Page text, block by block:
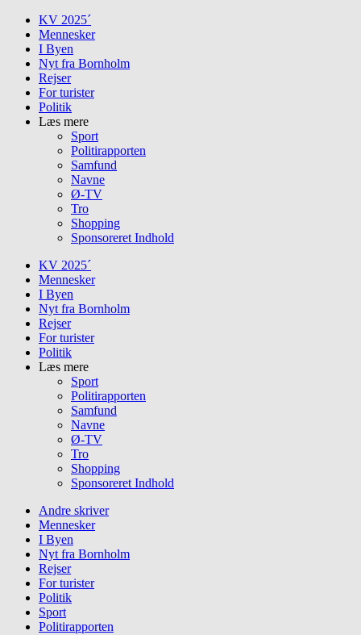
Skip
content
KV 2025´
Mennesker
I Byen
Nyt fra Bornholm
Rejser
For turister
Politik
Læs mere
Sport
Politirapporten
Samfund
Navne
Ø-TV
Tro
Shopping
Sponsoreret Indhold
KV 2025´
Mennesker
I Byen
Nyt fra Bornholm
Rejser
For turister
Politik
Læs mere
Sport
Politirapporten
Samfund
Navne
Ø-TV
Tro
Shopping
Sponsoreret Indhold
Andre skriver
Mennesker
I Byen
Nyt fra Bornholm
Rejser
For turister
Politik
Sport
Politirapporten